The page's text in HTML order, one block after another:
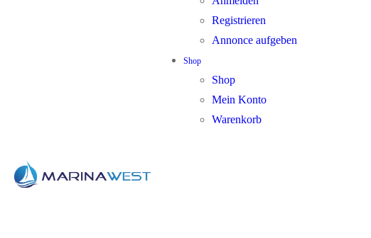
Registrieren
Annonce aufgeben
Shop
Shop
Mein Konto
Warenkorb